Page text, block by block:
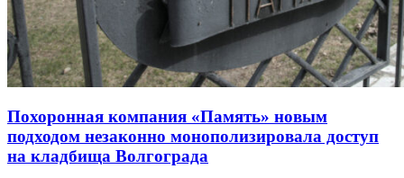
Похоронная компания «Память» новым
подходом незаконно монополизировала доступ
на кладбища Волгограда